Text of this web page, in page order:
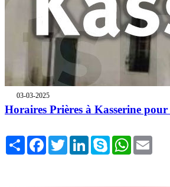
03-03-2025
Horaires Prières à Kasserine
Share FacebookTwitterLinkedInSkype WhatsApp